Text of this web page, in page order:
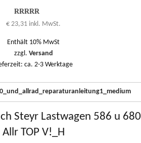
Bewertung
4.00
€ 23,31 inkl. MwSt.
Enthält 10% MwSt
zzgl. Versand
ca. 2-3 Werktage
Steyr Lastwagen 586 u
Allr TOP V!_H